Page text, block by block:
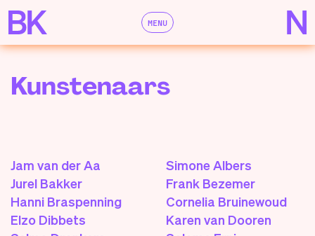
MENU
Kunstenaars
Jam van der Aa
Simone Albers
Jurel Bakker
Frank Bezemer
Hanni Braspenning
Cornelia Bruinewoud
Elzo Dibbets
Karen van Dooren